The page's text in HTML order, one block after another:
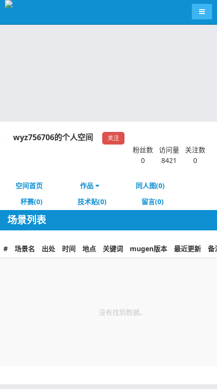
导航
wyz756706的个人空间 关注
粉丝数
0
访问量
8421
关注数
0
空间首页 作品
同人图(0)
杯赛(0)
技术贴(0) 留言(0)
场景列表
# 场景名 出处 时间 地点 关键词 mugen版本 最近更新 备
没有找到数据。